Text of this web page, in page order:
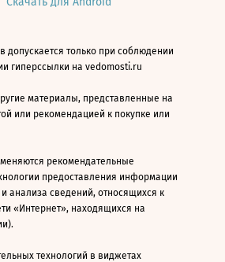
только при соблюдении
гиперссылки на vedomosti.ru
материалы, представленные на
или рекомендацией к покупке или
рекомендательные
предоставления информации
анализа сведений, относящихся к
«Интернет», находящихся на
технологий в виджетах